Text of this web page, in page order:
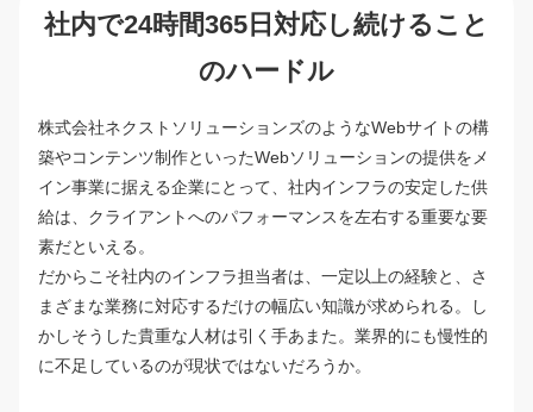
社内で24時間365日対応し続けること
のハードル
株式会社ネクストソリューションズのようなWebサイトの構
築やコンテンツ制作といったWebソリューションの提供をメ
イン事業に据える企業にとって、社内インフラの安定した供
給は、クライアントへのパフォーマンスを左右する重要な要
素だといえる。
だからこそ社内のインフラ担当者は、一定以上の経験と、さ
まざまな業務に対応するだけの幅広い知識が求められる。し
かしそうした貴重な人材は引く手あまた。業界的にも慢性的
に不足しているのが現状ではないだろうか。